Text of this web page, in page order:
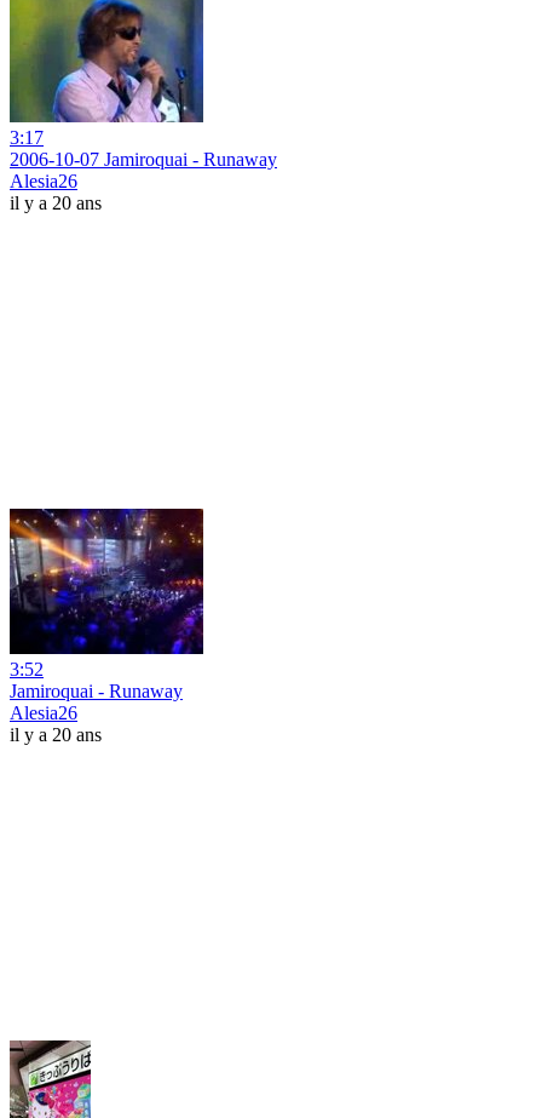
3:17
2006-10-07 Jamiroquai - Runaway
Alesia26
il y a 20 ans
3:52
Jamiroquai - Runaway
Alesia26
il y a 20 ans